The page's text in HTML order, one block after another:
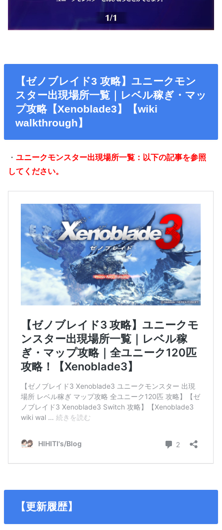
【ゼノブレイド3 攻略】ユニークモン
スター出現場所一覧｜レベル稼ぎ・マッ
プ攻略【Xenoblade3】【wiki
walkthrough】
・ユニークモンスター出現場所一覧：以下の記事を参照
してください。
【更新履歴】